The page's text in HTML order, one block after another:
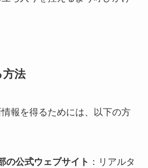
方法
報を得るためには、以下の方
の公式ウェブサイト ：リアルタ